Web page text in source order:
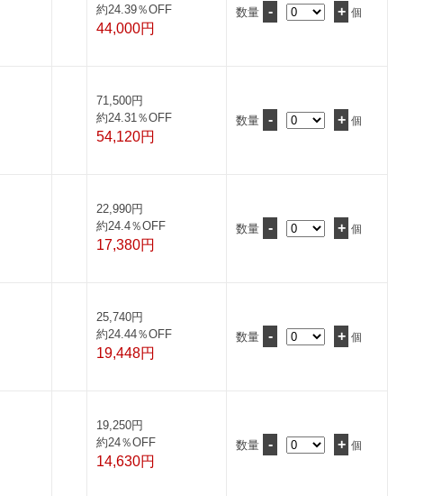
約24.39％OFF
44,000円
数量 - + 個
71,500円
約24.31％OFF
54,120円
数量 - + 個
22,990円
約24.4％OFF
17,380円
数量 - + 個
25,740円
約24.44％OFF
19,448円
数量 - + 個
19,250円
約24％OFF
14,630円
数量 - + 個